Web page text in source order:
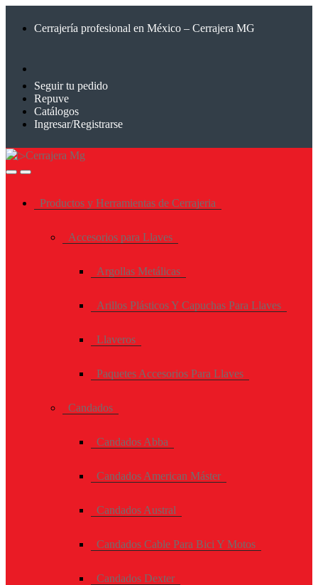
Cerrajería profesional en México – Cerrajera MG
Seguir tu pedido
Repuve
Catálogos
Ingresar/Registrarse
Productos y Herramientas de Cerrajeria
Accesorios para Llaves
Argollas Metálicas
Arillos Plásticos Y Capuchas Para Llaves
Llaveros
Paquetes Accesorios Para Llaves
Candados
Candados Abba
Candados American Máster
Candados Austral
Candados Cable Para Bici Y Motos
Candados Dexter